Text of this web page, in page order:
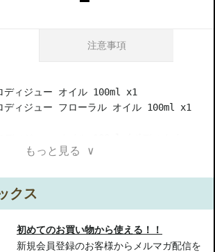
注意事項
ディジュー オイル 100ml x1
ディジュー フローラル オイル 100ml x1
ンモデルも愛用！しっとり吸い付くようなお
ます。数滴手に取り肌に伸ばすか、ニュクス
てお使いください。乾燥した髪に栄養を与え
い。また、シャンプー前の集中ヘアパックと
頭皮をマッサージした後、シャンプーでオイ
もっと見る ∨
クス
初めてのお買い物から使える！！
新規会員登録のお客様からメルマガ配信を